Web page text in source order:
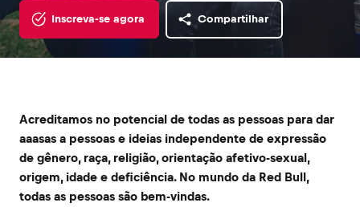
Inscreva-se agora Compartilhar
Acreditamos no potencial de todas as pessoas para dar
aaasas a pessoas e ideias independente de expressão
de gênero, raça, religião, orientação afetivo-sexual,
origem, idade e deficiência. No mundo da Red Bull,
todas as pessoas são bem-vindas.